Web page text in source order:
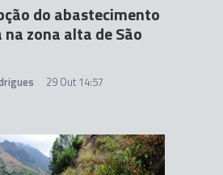
do abastecimento
na zona alta de São
29 Out 14:57